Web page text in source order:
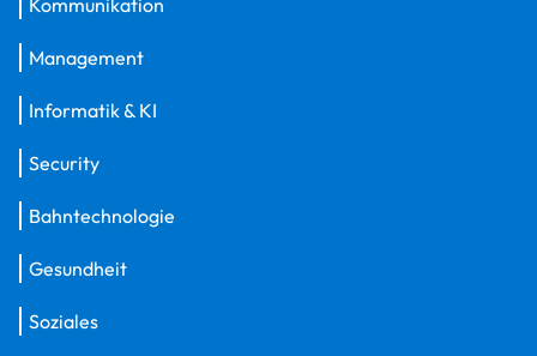
Management
Informatik & KI
Security
Bahntechnologie
Gesundheit
Soziales